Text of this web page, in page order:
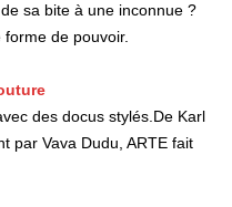
sa bite à une inconnue ?
de pouvoir.
des docus stylés.De Karl
par Vava Dudu, ARTE fait